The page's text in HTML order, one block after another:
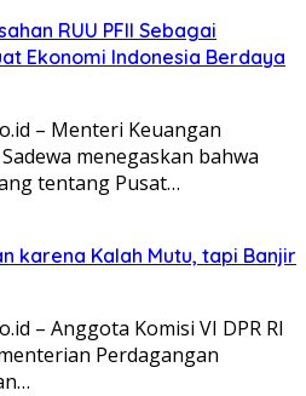
RUU PFII Sebagai
Ekonomi Indonesia Berdaya
– Menteri Keuangan
menegaskan bahwa
tentang Pusat…
karena Kalah Mutu, tapi Banjir
– Anggota Komisi VI DPR RI
Perdagangan